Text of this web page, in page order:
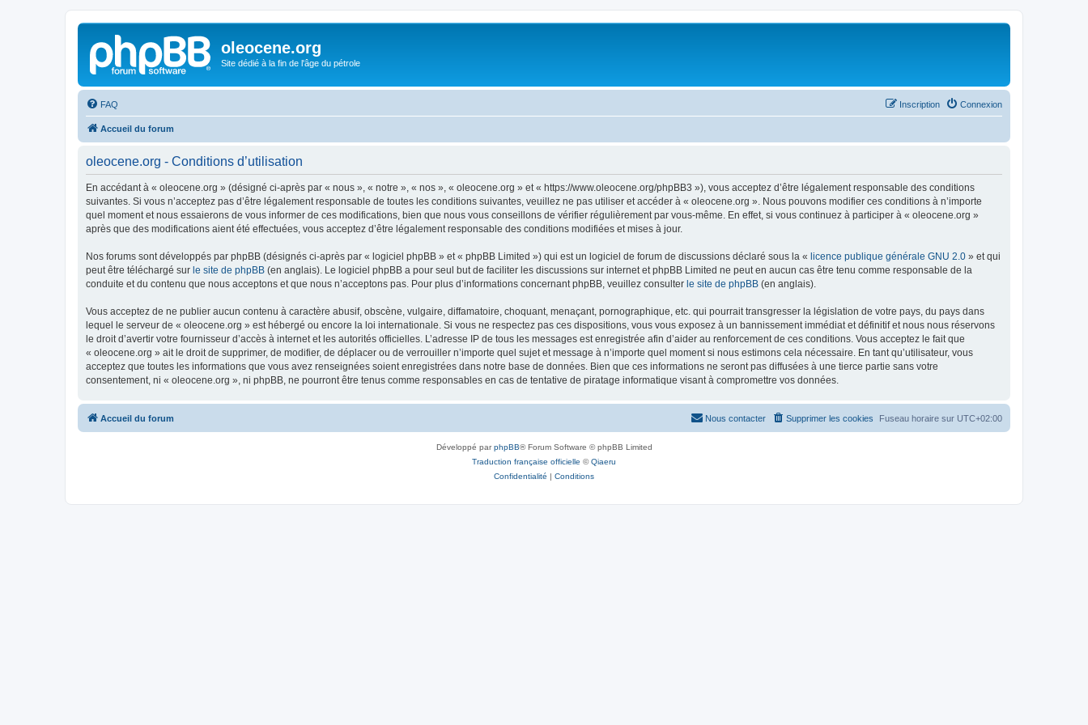
oleocene.org
Site dédié à la fin de l'âge du pétrole
FAQ Connexion
Inscription
Accueil du forum
oleocene.org - Conditions d’utilisation
En accédant à « oleocene.org » (désigné ci-après par « nous », « notre », « nos », « oleocene.org » et « https://www.oleocene.org/phpBB3 »), vous acceptez d’être légalement responsable des conditions
suivantes. Si vous n’acceptez pas d’être légalement responsable de toutes les conditions suivantes, veuillez ne pas utiliser et accéder à « oleocene.org ». Nous pouvons modifier ces conditions à n’importe
quel moment et nous essaierons de vous informer de ces modifications, bien que nous vous conseillons de vérifier régulièrement par vous-même. En effet, si vous continuez à participer à « oleocene.org »
après que des modifications aient été effectuées, vous acceptez d’être légalement responsable des conditions modifiées et mises à jour.
Nos forums sont développés par phpBB (désignés ci-après par « logiciel phpBB » et « phpBB Limited ») qui est un logiciel de forum de discussions déclaré sous la « licence publique générale GNU 2.0 » et qui
peut être téléchargé sur le site de phpBB (en anglais). Le logiciel phpBB a pour seul but de faciliter les discussions sur internet et phpBB Limited ne peut en aucun cas être tenu comme responsable de la
conduite et du contenu que nous acceptons et que nous n’acceptons pas. Pour plus d’informations concernant phpBB, veuillez consulter le site de phpBB (en anglais).
Vous acceptez de ne publier aucun contenu à caractère abusif, obscène, vulgaire, diffamatoire, choquant, menaçant, pornographique, etc. qui pourrait transgresser la législation de votre pays, du pays dans
lequel le serveur de « oleocene.org » est hébergé ou encore la loi internationale. Si vous ne respectez pas ces dispositions, vous vous exposez à un bannissement immédiat et définitif et nous nous réservons
le droit d’avertir votre fournisseur d’accès à internet et les autorités officielles. L’adresse IP de tous les messages est enregistrée afin d’aider au renforcement de ces conditions. Vous acceptez le fait que
« oleocene.org » ait le droit de supprimer, de modifier, de déplacer ou de verrouiller n’importe quel sujet et message à n’importe quel moment si nous estimons cela nécessaire. En tant qu’utilisateur, vous
acceptez que toutes les informations que vous avez renseignées soient enregistrées dans notre base de données. Bien que ces informations ne seront pas diffusées à une tierce partie sans votre
consentement, ni « oleocene.org », ni phpBB, ne pourront être tenus comme responsables en cas de tentative de piratage informatique visant à compromettre vos données.
Accueil du forum Fuseau horaire sur UTC+02:00
Supprimer les cookies
Nous contacter
Développé parphpBB® Forum Software © phpBB Limited
Traduction française officielle ©Qiaeru
Confidentialité | Conditions